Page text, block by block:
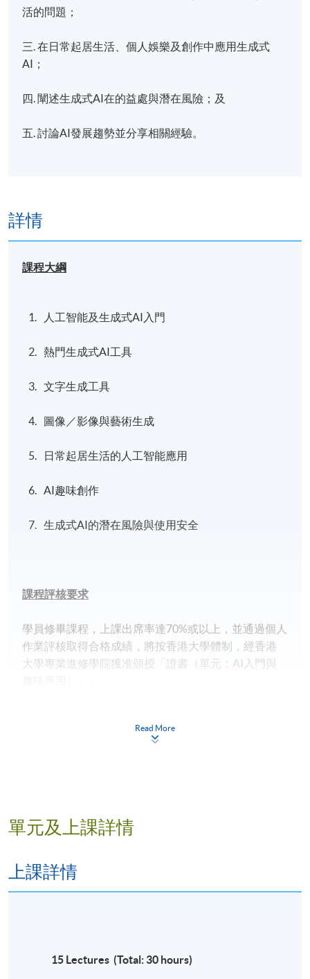
活的問題；
三. 在日常起居生活、個人娛樂及創作中應用生成式
AI；
四. 闡述生成式AI在的益處與潛在風險；及
五. 討論AI發展趨勢並分享相關經驗。
詳情
課程大綱
人工智能及生成式AI入門
熱門生成式AI工具
文字生成工具
圖像／影像與藝術生成
日常起居生活的人工智能應用
AI趣味創作
生成式AI的潛在風險與使用安全
課程評核要求
學員修畢課程，上課出席率達70%或以上，並通過個人
作業評核取得合格成績，將按香港大學體制，經香港
大學專業進修學院獲准頒授「證書（單元：AI入門與
現時接受報名
日期 / 時間
Read More
單元及上課詳情
上課詳情
15 Lectures (Total: 30 hours)